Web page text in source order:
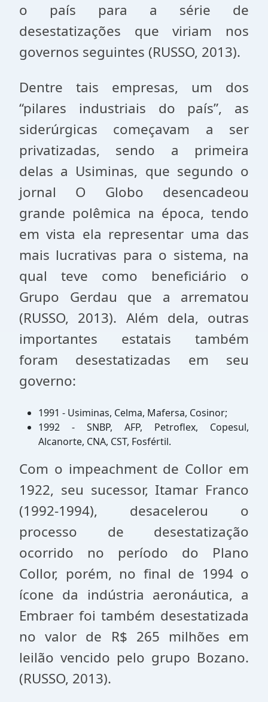
o país para a série de
desestatizações que viriam nos
governos seguintes (RUSSO, 2013).
Dentre tais empresas, um dos
“pilares industriais do país”, as
siderúrgicas começavam a ser
privatizadas, sendo a primeira
delas a Usiminas, que segundo o
jornal O Globo desencadeou
grande polêmica na época, tendo
em vista ela representar uma das
mais lucrativas para o sistema, na
qual teve como beneficiário o
Grupo Gerdau que a arrematou
(RUSSO, 2013). Além dela, outras
importantes estatais também
foram desestatizadas em seu
governo:
1991 - Usiminas, Celma, Mafersa, Cosinor;
1992 - SNBP, AFP, Petroflex, Copesul,
Alcanorte, CNA, CST, Fosfértil.
Com o impeachment de Collor em
1922, seu sucessor, Itamar Franco
(1992-1994), desacelerou o
processo de desestatização
ocorrido no período do Plano
Collor, porém, no final de 1994 o
ícone da indústria aeronáutica, a
Embraer foi também desestatizada
no valor de R$ 265 milhões em
leilão vencido pelo grupo Bozano.
(RUSSO, 2013).